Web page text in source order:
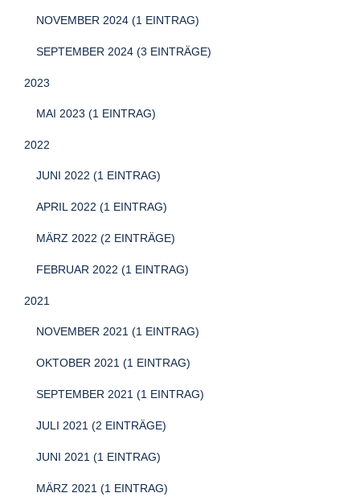
NOVEMBER 2024 (1 EINTRAG)
SEPTEMBER 2024 (3 EINTRÄGE)
2023
MAI 2023 (1 EINTRAG)
2022
JUNI 2022 (1 EINTRAG)
APRIL 2022 (1 EINTRAG)
MÄRZ 2022 (2 EINTRÄGE)
FEBRUAR 2022 (1 EINTRAG)
2021
NOVEMBER 2021 (1 EINTRAG)
OKTOBER 2021 (1 EINTRAG)
SEPTEMBER 2021 (1 EINTRAG)
JULI 2021 (2 EINTRÄGE)
JUNI 2021 (1 EINTRAG)
MÄRZ 2021 (1 EINTRAG)